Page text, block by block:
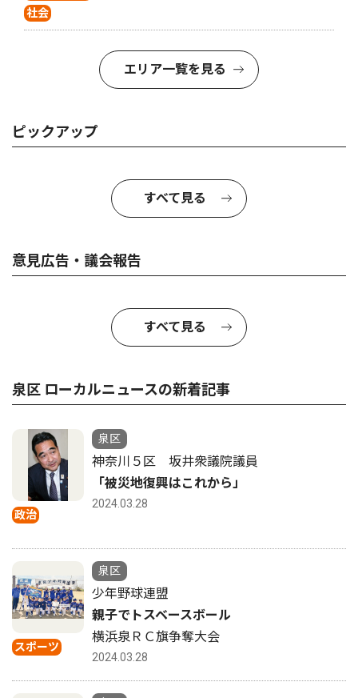
社会
エリア一覧を見る
ピックアップ
すべて見る
意見広告・議会報告
すべて見る
泉区 ローカルニュースの新着記事
政治
泉区
神奈川５区 坂井衆議院議員
「被災地復興はこれから」
2024.03.28
スポーツ
泉区
少年野球連盟
親子でトスベースボール
横浜泉ＲＣ旗争奪大会
2024.03.28